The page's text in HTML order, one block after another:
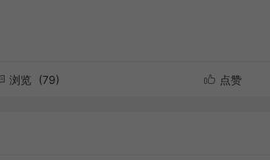
浏览 (79) 点赞